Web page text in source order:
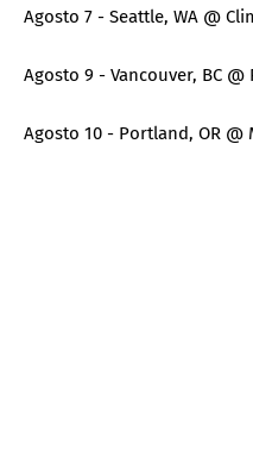
Agosto 7 - Seattle, WA @
Agosto 9 - Vancouver, BC @
Agosto 10 - Portland, OR @